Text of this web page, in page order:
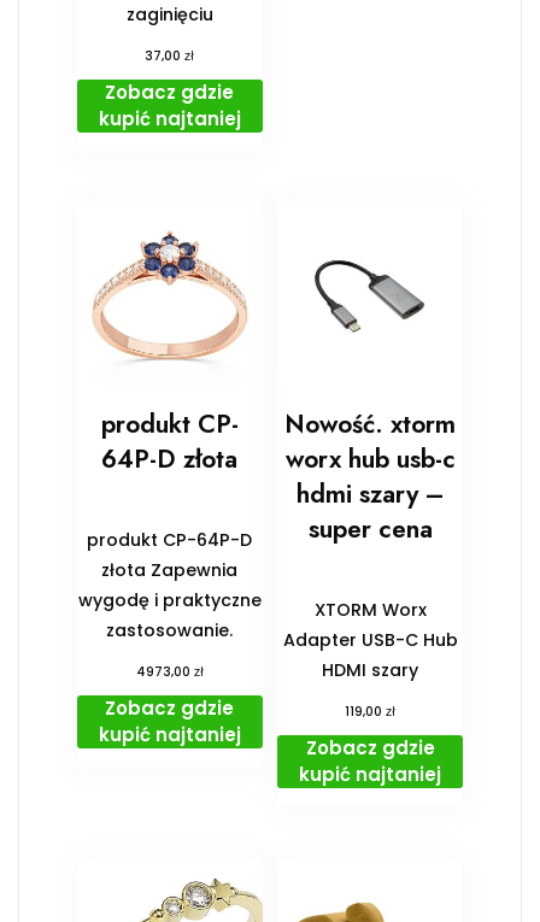
zaginięciu
37,00zł
Zobacz gdzie
kupić najtaniej
produkt CP-
64P-D złota
produkt CP-64P-D
złota Zapewnia
wygodę i praktyczne
zastosowanie.
4973,00 zł
Zobacz gdzie
kupić najtaniej
Nowość. xtorm
worx hub usb-c
hdmi szary –
super cena
XTORM Worx
Adapter USB-C Hub
HDMI szary
119,00zł
Zobacz gdzie
kupić najtaniej